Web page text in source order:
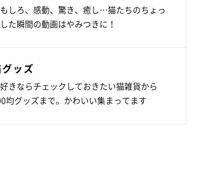
しろ、感動、驚き、癒し…猫たちのちょっ
た瞬間の動画はやみつきに！
ッズ
きならチェックしておきたい猫雑貨から
均グッズまで。かわいい集まってます